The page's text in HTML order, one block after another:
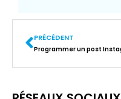
PRÉCÉDENT